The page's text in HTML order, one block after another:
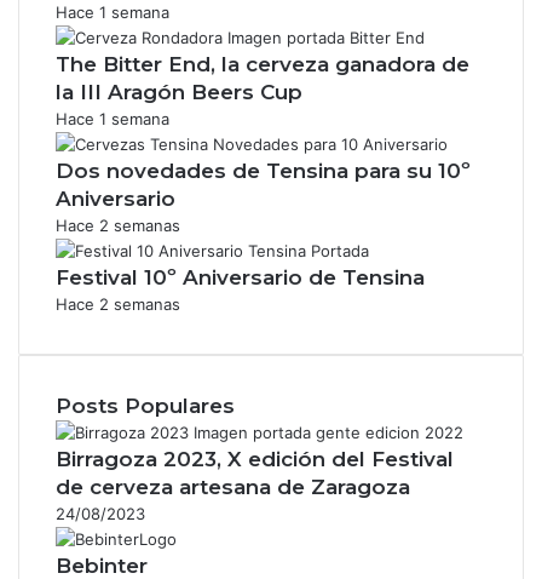
Hace 1 semana
The Bitter End, la cerveza ganadora de
la III Aragón Beers Cup
Hace 1 semana
Dos novedades de Tensina para su 10º
Aniversario
Hace 2 semanas
Festival 10º Aniversario de Tensina
Hace 2 semanas
Posts Populares
Birragoza 2023, X edición del Festival
de cerveza artesana de Zaragoza
24/08/2023
Bebinter